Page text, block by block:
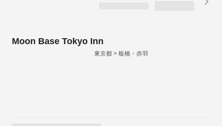
Moon Base Tokyo Inn
東京都 > 板橋・赤羽